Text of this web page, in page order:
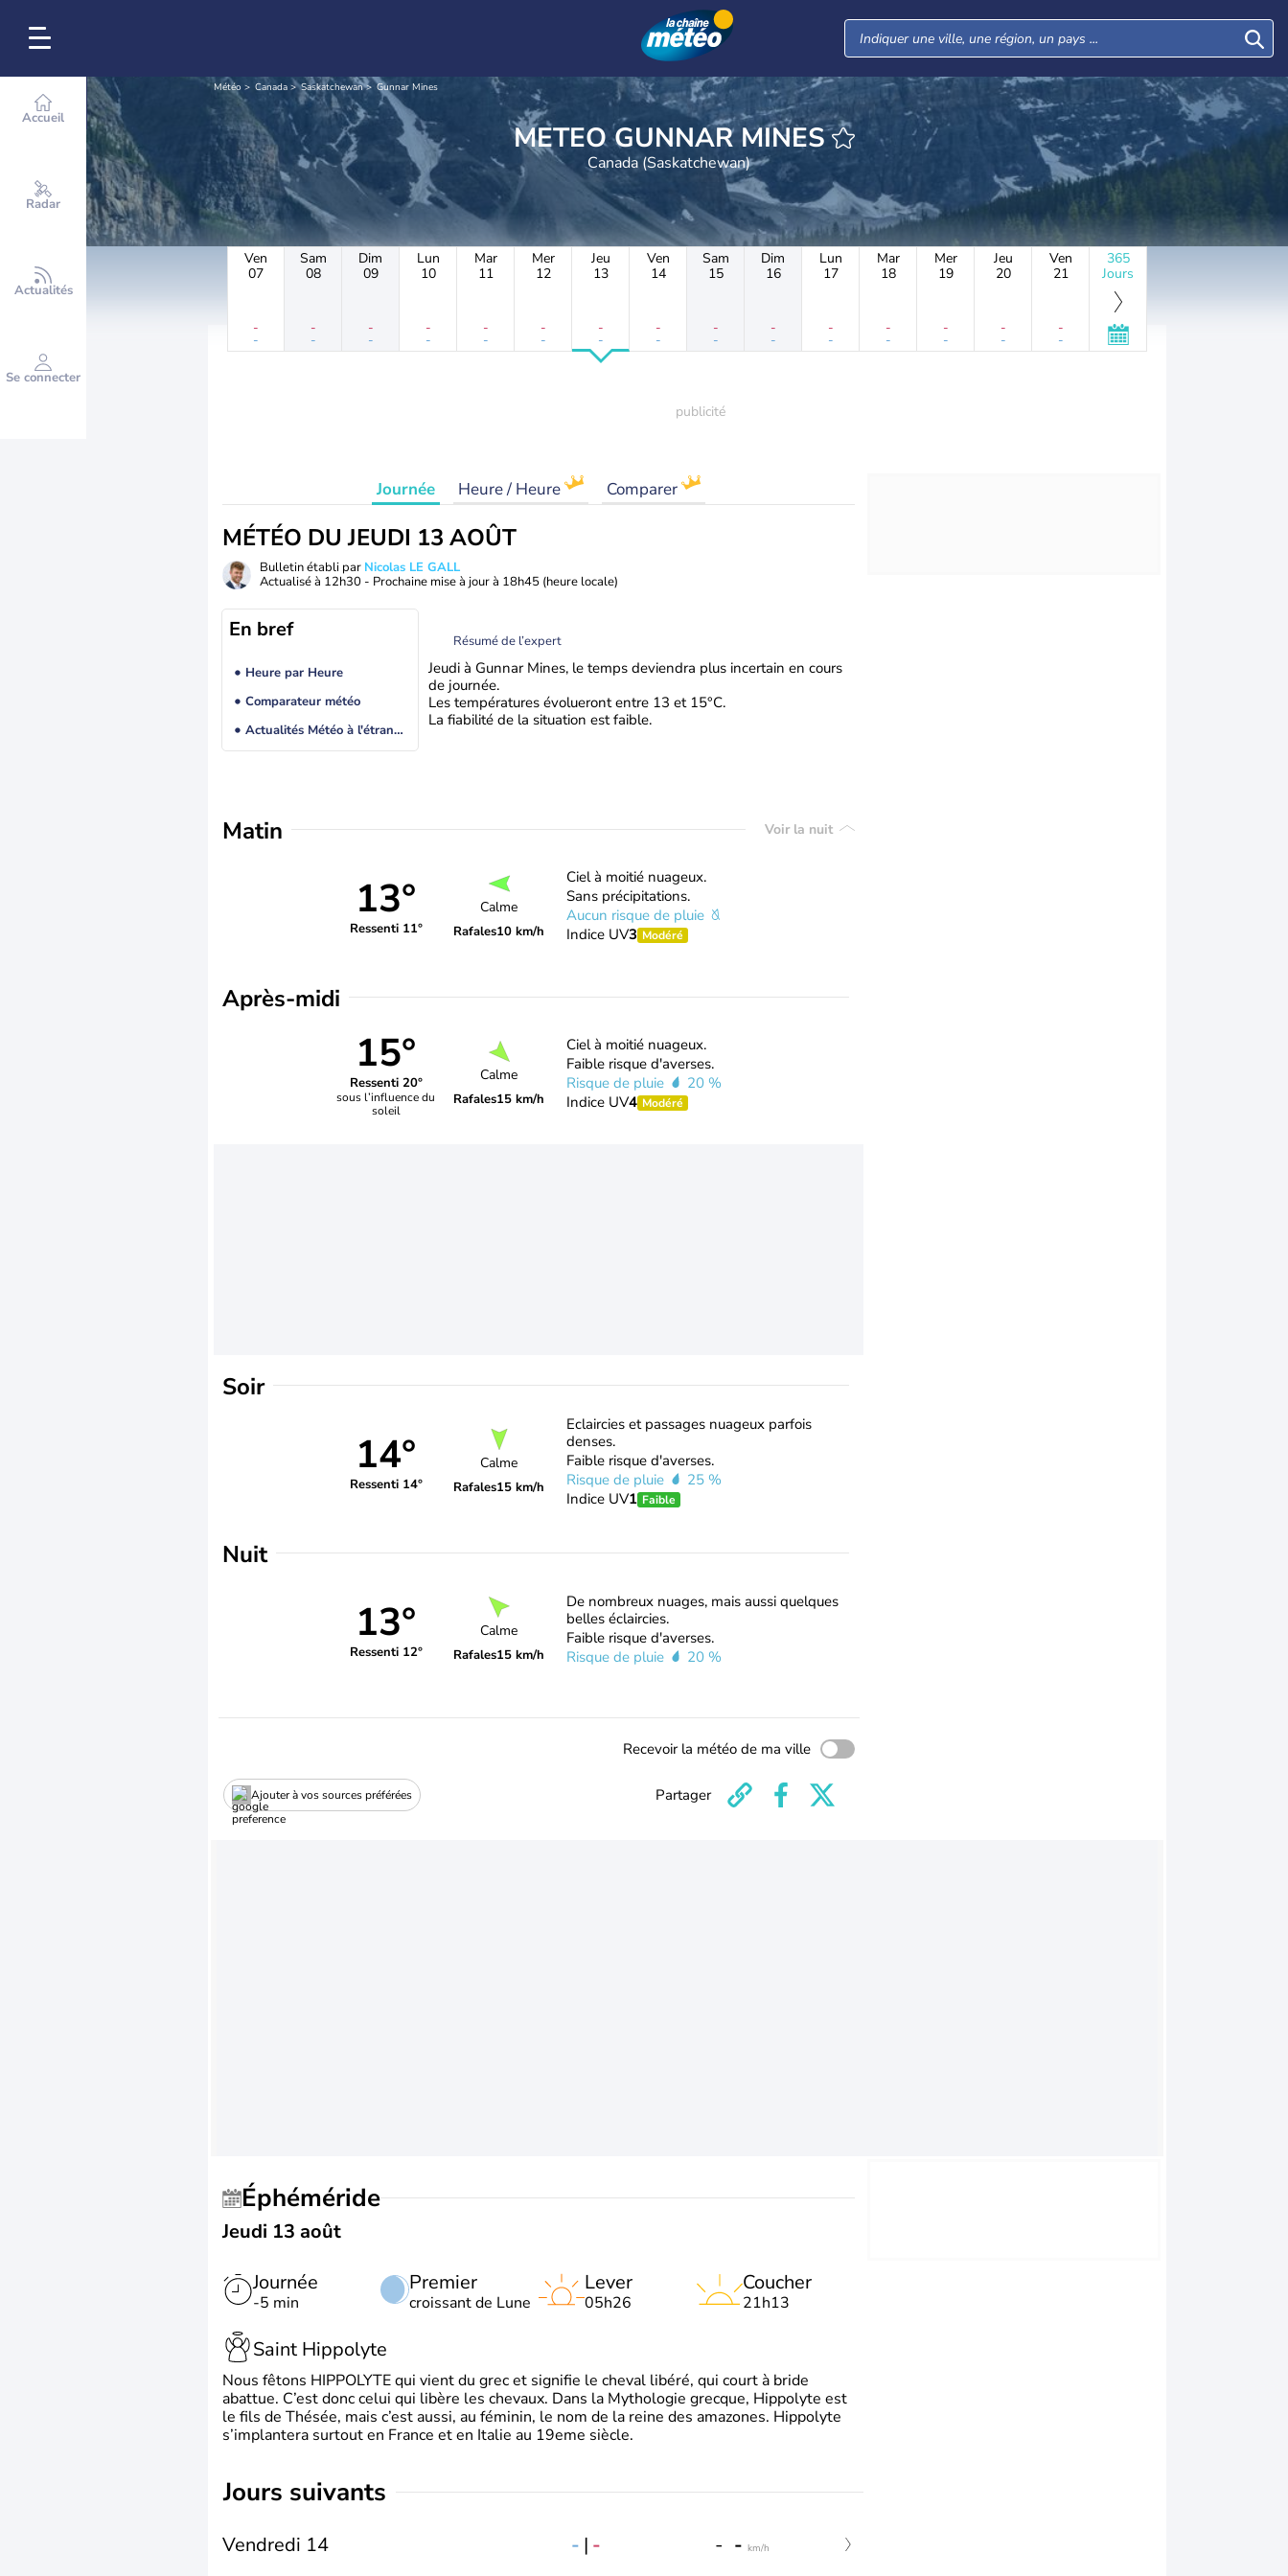
Accueil
Radar
Actualités
Se connecter
Météo Canada Saskatchewan Gunnar Mines
METEO GUNNAR MINES
Canada (Saskatchewan)
Ven
07
-
-
Sam
08
-
-
Dim
09
-
-
Lun
10
-
-
Mar
11
-
-
Mer
12
-
-
Jeu
13
-
-
Ven
14
-
-
Sam
15
-
-
Dim
16
-
-
Lun
17
-
-
Mar
18
-
-
Mer
19
-
-
Jeu
20
-
-
Ven
21
-
-
365
Jours
Journée Heure / Heure Comparer
MÉTÉO DU JEUDI 13 AOÛT
Bulletin établi par Nicolas LE GALL
Actualisé à 12h30 - Prochaine mise à jour à 18h45 (heure locale)
En bref
Heure par Heure
Comparateur météo
Actualités Météo à l'étranger
Résumé de l’expert
Jeudi à Gunnar Mines, le temps deviendra plus incertain en cours
de journée.
Les températures évolueront entre 13 et 15°C.
La fiabilité de la situation est faible.
Matin Voir la nuit
13°
Ressenti 11°
Calme
Rafales10 km/h
Ciel à moitié nuageux.
Sans précipitations.
Aucun risque de pluie
Indice UV3 Modéré
Après-midi
15°
Ressenti 20°
sous l’influence du
soleil
Calme
Rafales15 km/h
Ciel à moitié nuageux.
Faible risque d'averses.
Risque de pluie
20 %
Indice UV4 Modéré
Soir
14°
Ressenti 14°
Calme
Rafales15 km/h
Eclaircies et passages nuageux parfois
denses.
Faible risque d'averses.
Risque de pluie
25 %
Indice UV1 Faible
Nuit
13°
Ressenti 12°
Calme
Rafales15 km/h
De nombreux nuages, mais aussi quelques
belles éclaircies.
Faible risque d'averses.
Risque de pluie
20 %
Recevoir la météo de ma ville
Ajouter à vos sources préférées Partager
Éphéméride
Jeudi 13 août
Journée
-5 min
Premier
croissant de Lune
Lever
05h26
Coucher
21h13
Saint Hippolyte
Nous fêtons HIPPOLYTE qui vient du grec et signifie le cheval libéré, qui court à bride
abattue. C’est donc celui qui libère les chevaux. Dans la Mythologie grecque, Hippolyte est
le fils de Thésée, mais c’est aussi, au féminin, le nom de la reine des amazones. Hippolyte
s’implantera surtout en France et en Italie au 19eme siècle.
jours suivants
Vendredi 14 - | - - - km/h